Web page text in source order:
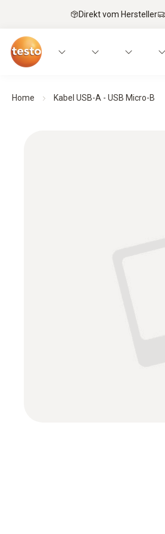
Direkt vom Hersteller
Home Kabel USB-A - USB Micro-B